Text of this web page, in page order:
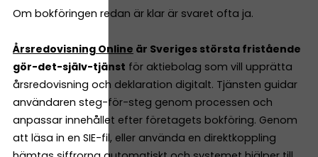
Om bokföringen redan är klar är svaret ofta ja.
Årsredovisning Online är Sveriges största fristående
gör-det-själv-tjänst för aktiebolag som vill upprätta
årsredovisning och deklaration digitalt. Tjänsten guidar
användaren steg-för-steg genom processen och
anpassar innehållet efter företagets bokföring. Genom
att läsa in en SIE-fil, eller använda en direktkoppling